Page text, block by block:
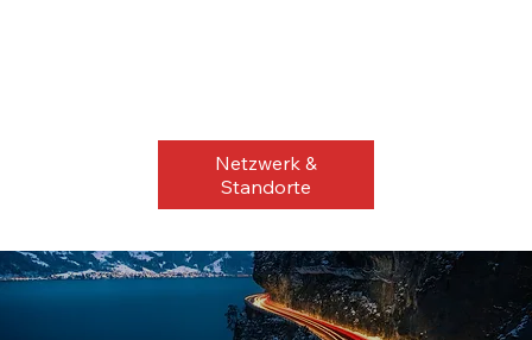
Netzwerk &
Standorte